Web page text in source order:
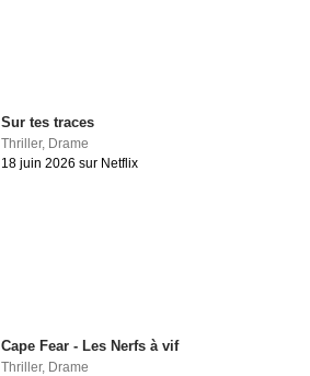
Sur tes traces
Thriller, Drame
18 juin 2026 sur Netflix
Cape Fear - Les Nerfs à vif
Thriller, Drame